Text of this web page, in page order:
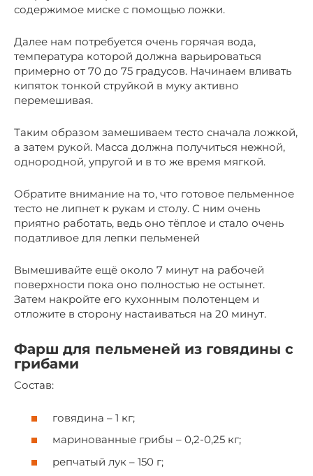
содержимое миске с помощью ложки.
Далее нам потребуется очень горячая вода,
температура которой должна варьироваться
примерно от 70 до 75 градусов. Начинаем вливать
кипяток тонкой струйкой в муку активно
перемешивая.
Таким образом замешиваем тесто сначала ложкой,
а затем рукой. Масса должна получиться нежной,
однородной, упругой и в то же время мягкой.
Обратите внимание на то, что готовое пельменное
тесто не липнет к рукам и столу. С ним очень
приятно работать, ведь оно тёплое и стало очень
податливое для лепки пельменей
Вымешивайте ещё около 7 минут на рабочей
поверхности пока оно полностью не остынет.
Затем накройте его кухонным полотенцем и
отложите в сторону настаиваться на 20 минут.
Фарш для пельменей из говядины с
грибами
Состав:
говядина – 1 кг;
маринованные грибы – 0,2-0,25 кг;
репчатый лук – 150 г;